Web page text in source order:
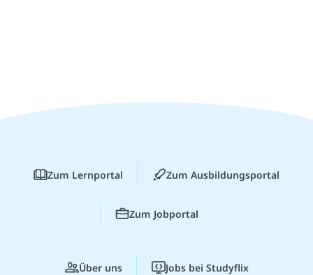
Zum Lernportal Zum Ausbildungsportal
Zum Jobportal
Über uns Jobs bei Studyflix